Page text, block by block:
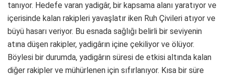
tanıyor. Hedefe varan yadigâr, bir kapsama alanı yaratıyor ve
içerisinde kalan rakipleri yavaşlatır iken Ruh Çivileri atıyor ve
büyü hasarı veriyor. Bu esnada sağlığı belirli bir seviyenin
atına düşen rakipler, yadigârın içine çekiliyor ve ölüyor.
Böylesi bir durumda, yadigârın süresi de etkisi altında kalan
diğer rakipler ve mühürlenen için sıfırlanıyor. Kısa bir süre